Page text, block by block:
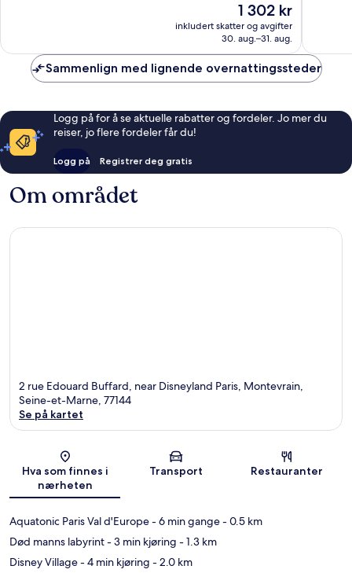
Prisen
1 302 kr
1 302 kr
inkludert skatter og avgifter
30. aug.–31. aug.
Sammenlign med lignende overnattingssteder
Logg på for å se aktuelle rabatter og fordeler. Jo mer du
reiser, jo flere fordeler får du!
Logg på Registrer deg gratis
Om området
2 rue Edouard Buffard, near Disneyland Paris, Montevrain,
Seine-et-Marne, 77144
Se på kartet
Hva som finnes i
nærheten
Transport Restauranter
Aquatonic Paris Val d'Europe- 6 min gange- 0.5 km
Død manns labyrint- 3 min kjøring - 1.3 km
Disney Village- 4 min kjøring - 2.0 km